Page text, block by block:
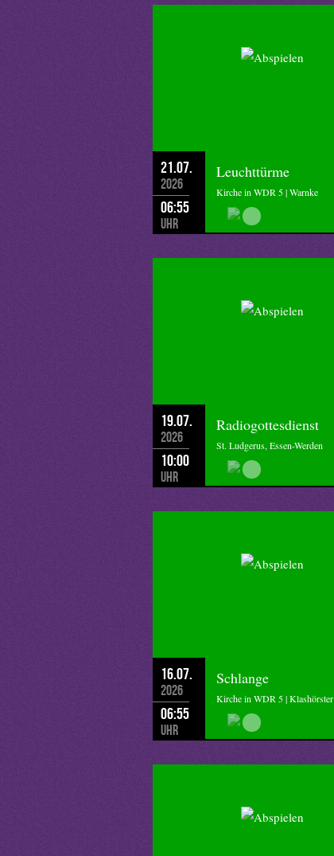
21.07.
2026
06:55
Uhr
Leuchttürme
Kirche in WDR 5 | Warnke
19.07.
2026
10:00
Uhr
Radiogottesdienst
St. Ludgerus, Essen-Werden
16.07.
2026
06:55
Uhr
Schlange
Kirche in WDR 5 | Klashörster